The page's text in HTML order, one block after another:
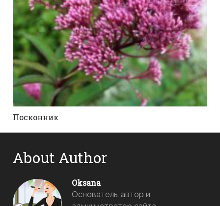
Посконник
About Author
Oksana
Основатель, автор и